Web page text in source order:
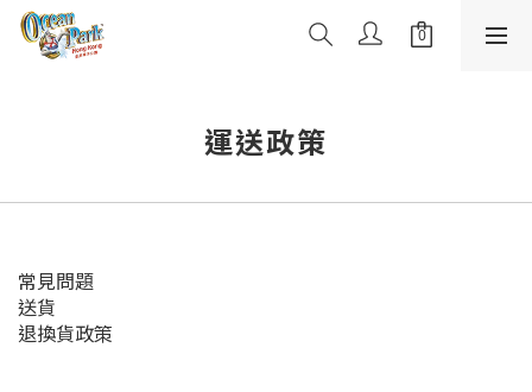
運送政策
常見問題
送貨
退換貨政策